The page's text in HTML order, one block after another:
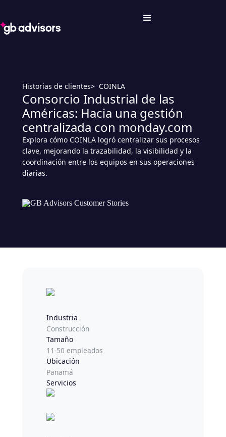
Historias de clientes> COINLA
Consorcio Industrial de las
Américas: Hacia una gestión
centralizada con monday.com
Explora cómo COINLA logró centralizar sus procesos
clave, mejorando la trazabilidad, la visibilidad y la
coordinación entre los equipos en sus operaciones
diarias.
Industria
Construcción
Tamaño
11-50 empleados
Ubicación
Panamá
Servicios